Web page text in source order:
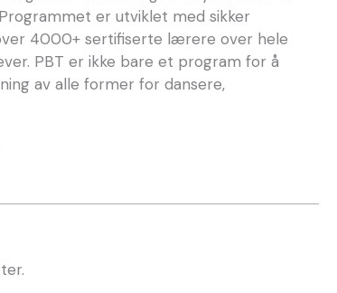
er utviklet med sikker
4000+ sertifiserte lærere over hele
PBT er ikke bare et program for å
av alle former for dansere,